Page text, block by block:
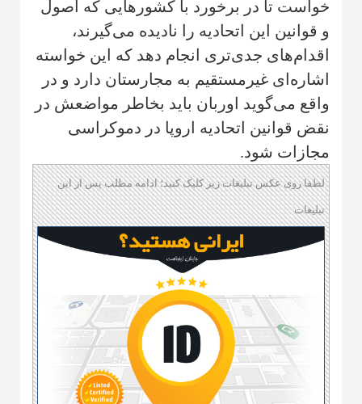
خواست تا در برخورد با کشورهایی که اصول
و قوانین این اتحادیه را نادیده می‌گیرند،
اقدام‌های جدی‌تری انجام دهد که این خواسته
اشاره‌ای غیرمستقیم به مجارستان دارد و در
واقع می‌گوید اوربان باید بخاطر مواضعش در
نقض قوانین اتحادیه اروپا در دموکراسی
مجازات شود.
لطفا روی عکس تبلیغات زیر کلیک کنید؛ ادامه مطلب پس از این
تبلیغات